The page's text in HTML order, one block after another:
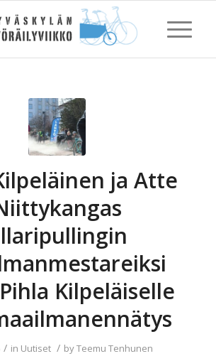
ja Atte
Kilpeläiselle
/ in Uutiset / byTeemu Tenhunen